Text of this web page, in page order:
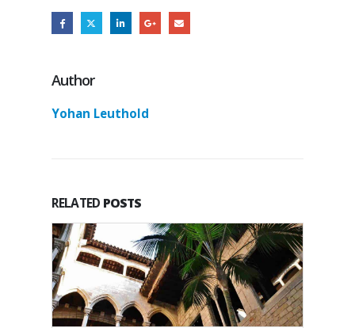
Author
Yohan Leuthold
RELATED POSTS